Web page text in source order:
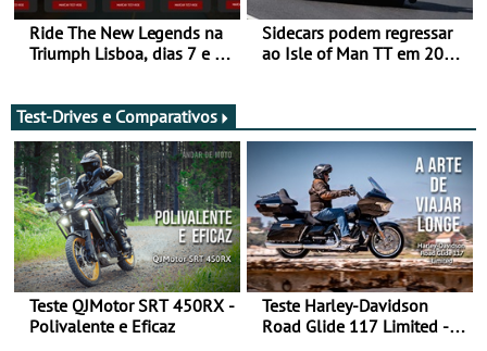
Ride The New Legends na
Triumph Lisboa, dias 7 e 8
Sidecars podem regressar
ao Isle of Man TT em 2027
Test-Drives e Comparativos
Teste QJMotor SRT 450RX -
Polivalente e Eficaz
Teste Harley-Davidson
Road Glide 117 Limited - A